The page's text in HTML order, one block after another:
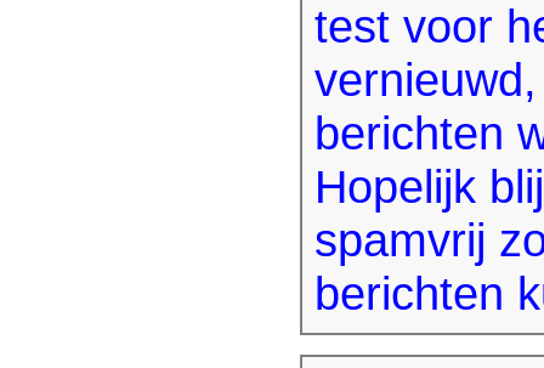
test voor
berichten
Hopelijk
spamvrij
berichten